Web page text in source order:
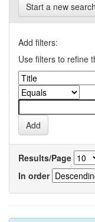
Start a new search
Add filters:
Use filters to refine
Results/Page
In order